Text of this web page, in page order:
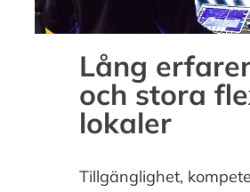
Lång
och stora
lokaler
Tillgänglighet,